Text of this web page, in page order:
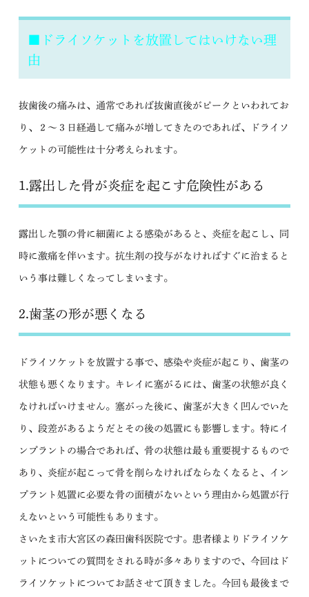
■ドライソケットを放置してはいけない理
由
抜歯後の痛みは、通常であれば抜歯直後がピークといわれてお
り、２～３日経過して痛みが増してきたのであれば、ドライソ
ケットの可能性は十分考えられます。
1.露出した骨が炎症を起こす危険性がある
露出した顎の骨に細菌による感染があると、炎症を起こし、同
時に激痛を伴います。抗生剤の投与がなければすぐに治まると
いう事は難しくなってしまいます。
2.歯茎の形が悪くなる
ドライソケットを放置する事で、感染や炎症が起こり、歯茎の
状態も悪くなります。キレイに塞がるには、歯茎の状態が良く
なければいけません。塞がった後に、歯茎が大きく凹んでいた
り、段差があるようだとその後の処置にも影響します。特にイ
ンプラントの場合であれば、骨の状態は最も重要視するもので
あり、炎症が起こって骨を削らなければならなくなると、イン
プラント処置に必要な骨の面積がないという理由から処置が行
えないという可能性もあります。
さいたま市大宮区の森田歯科医院です。患者様よりドライソケ
ットについての質問をされる時が多々ありますので、今回はド
ライソケットについてお話させて頂きました。今回も最後まで